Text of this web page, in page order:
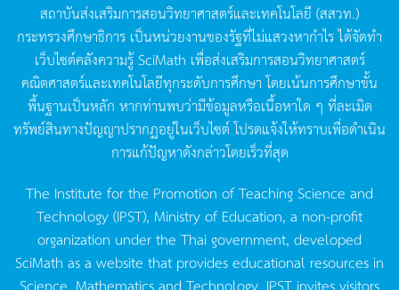
สถาบันส่งเสริมการสอนวิทยาศาสตร์และเทคโนโลยี (สสวท.)
กระทรวงศึกษาธิการ เป็นหน่วยงานของรัฐที่ไม่แสวงหากำไรได้จัดทำ
เว็บไซต์คลังความรู้SciMath เพื่อส่งเสริมการสอนวิทยาศาสตร์
คณิตศาสตร์และเทคโนโลยีทุกระดับการศึกษา โดยเน้นการศึกษาขั้น
พื้นฐานเป็นหลัก หากท่านพบว่ามีข้อมูลหรือเนื้อหาใด ๆ ที่ละเมิด
ทรัพย์สินทางปัญญาปรากฏอยู่ในเว็บไซต์โปรดแจ้งให้ทราบเพื่อดำเนิน
การแก้ปัญหาดังกล่าวโดยเร็วที่สุด
The Institute for the Promotion of Teaching Science and
Technology (IPST), Ministry of Education, a non-profit
organization under the Thai government, developed
SciMath as a website that provides educational resources in
Science, Mathematics and Technology. IPST invites visitors